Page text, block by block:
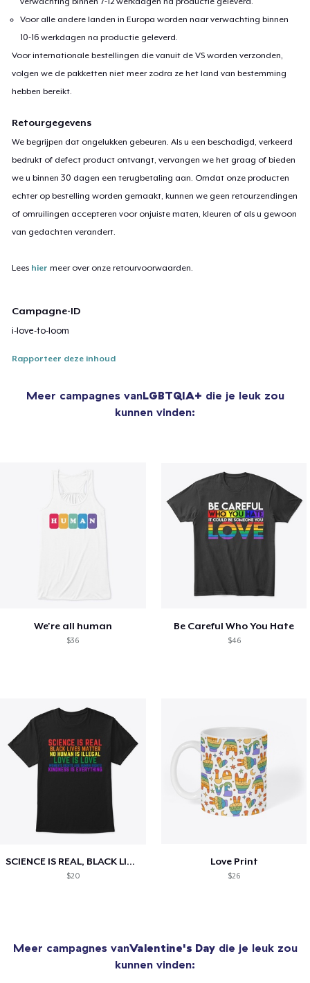
Voor alle andere landen in Europa worden naar verwachting binnen
10-16 werkdagen na productie geleverd.
Voor internationale bestellingen die vanuit de VS worden verzonden,
volgen we de pakketten niet meer zodra ze het land van bestemming
hebben bereikt.
Retourgegevens
We begrijpen dat ongelukken gebeuren. Als u een beschadigd, verkeerd
bedrukt of defect product ontvangt, vervangen we het graag of bieden
we u binnen 30 dagen een terugbetaling aan. Omdat onze producten
echter op bestelling worden gemaakt, kunnen we geen retourzendingen
of omruilingen accepteren voor onjuiste maten, kleuren of als u gewoon
van gedachten verandert.
Lees hier meer over onze retourvoorwaarden.
Campagne-ID
i-love-to-loom
Rapporteer deze inhoud
Meer campagnes vanLGBTQIA+ die je leuk zou
kunnen vinden:
We're all human
$36
Be Careful Who You Hate
$46
SCIENCE IS REAL, BLACK LIVES MATTER
$20
Love Print
$26
Meer campagnes vanValentine's Daydie je leuk zou
kunnen vinden: